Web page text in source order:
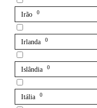
Irão 0
Irlanda 0
Islândia 0
Itália 0